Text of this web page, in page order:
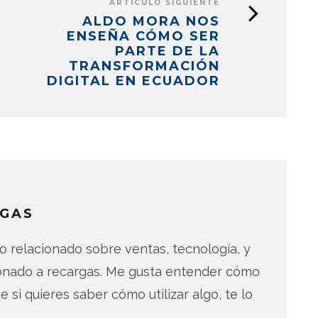
ARTÍCULO SIGUIENTE
ALDO MORA NOS
ENSEÑA CÓMO SER
PARTE DE LA
TRANSFORMACIÓN
DIGITAL EN ECUADOR
relacionado sobre ventas, tecnología, y
a recargas. Me gusta entender cómo
si quieres saber cómo utilizar algo, te lo